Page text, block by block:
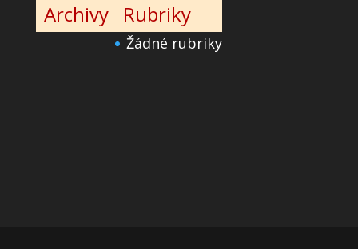
Archivy Rubriky
Žádné rubriky